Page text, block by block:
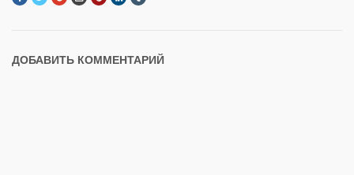
ДОБАВИТЬ КОММЕНТАРИЙ